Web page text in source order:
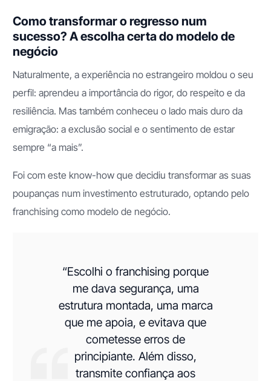
Como transformar o regresso num
sucesso? A escolha certa do modelo de
negócio
Naturalmente, a experiência no estrangeiro moldou o seu
perfil: aprendeu a importância do rigor, do respeito e da
resiliência. Mas também conheceu o lado mais duro da
emigração: a exclusão social e o sentimento de estar
sempre “a mais”.
Foi com este know-how que decidiu transformar as suas
poupanças num investimento estruturado, optando pelo
franchising como modelo de negócio.
“Escolhi o franchising porque
me dava segurança, uma
estrutura montada, uma marca
que me apoia, e evitava que
cometesse erros de
principiante. Além disso,
transmite confiança aos